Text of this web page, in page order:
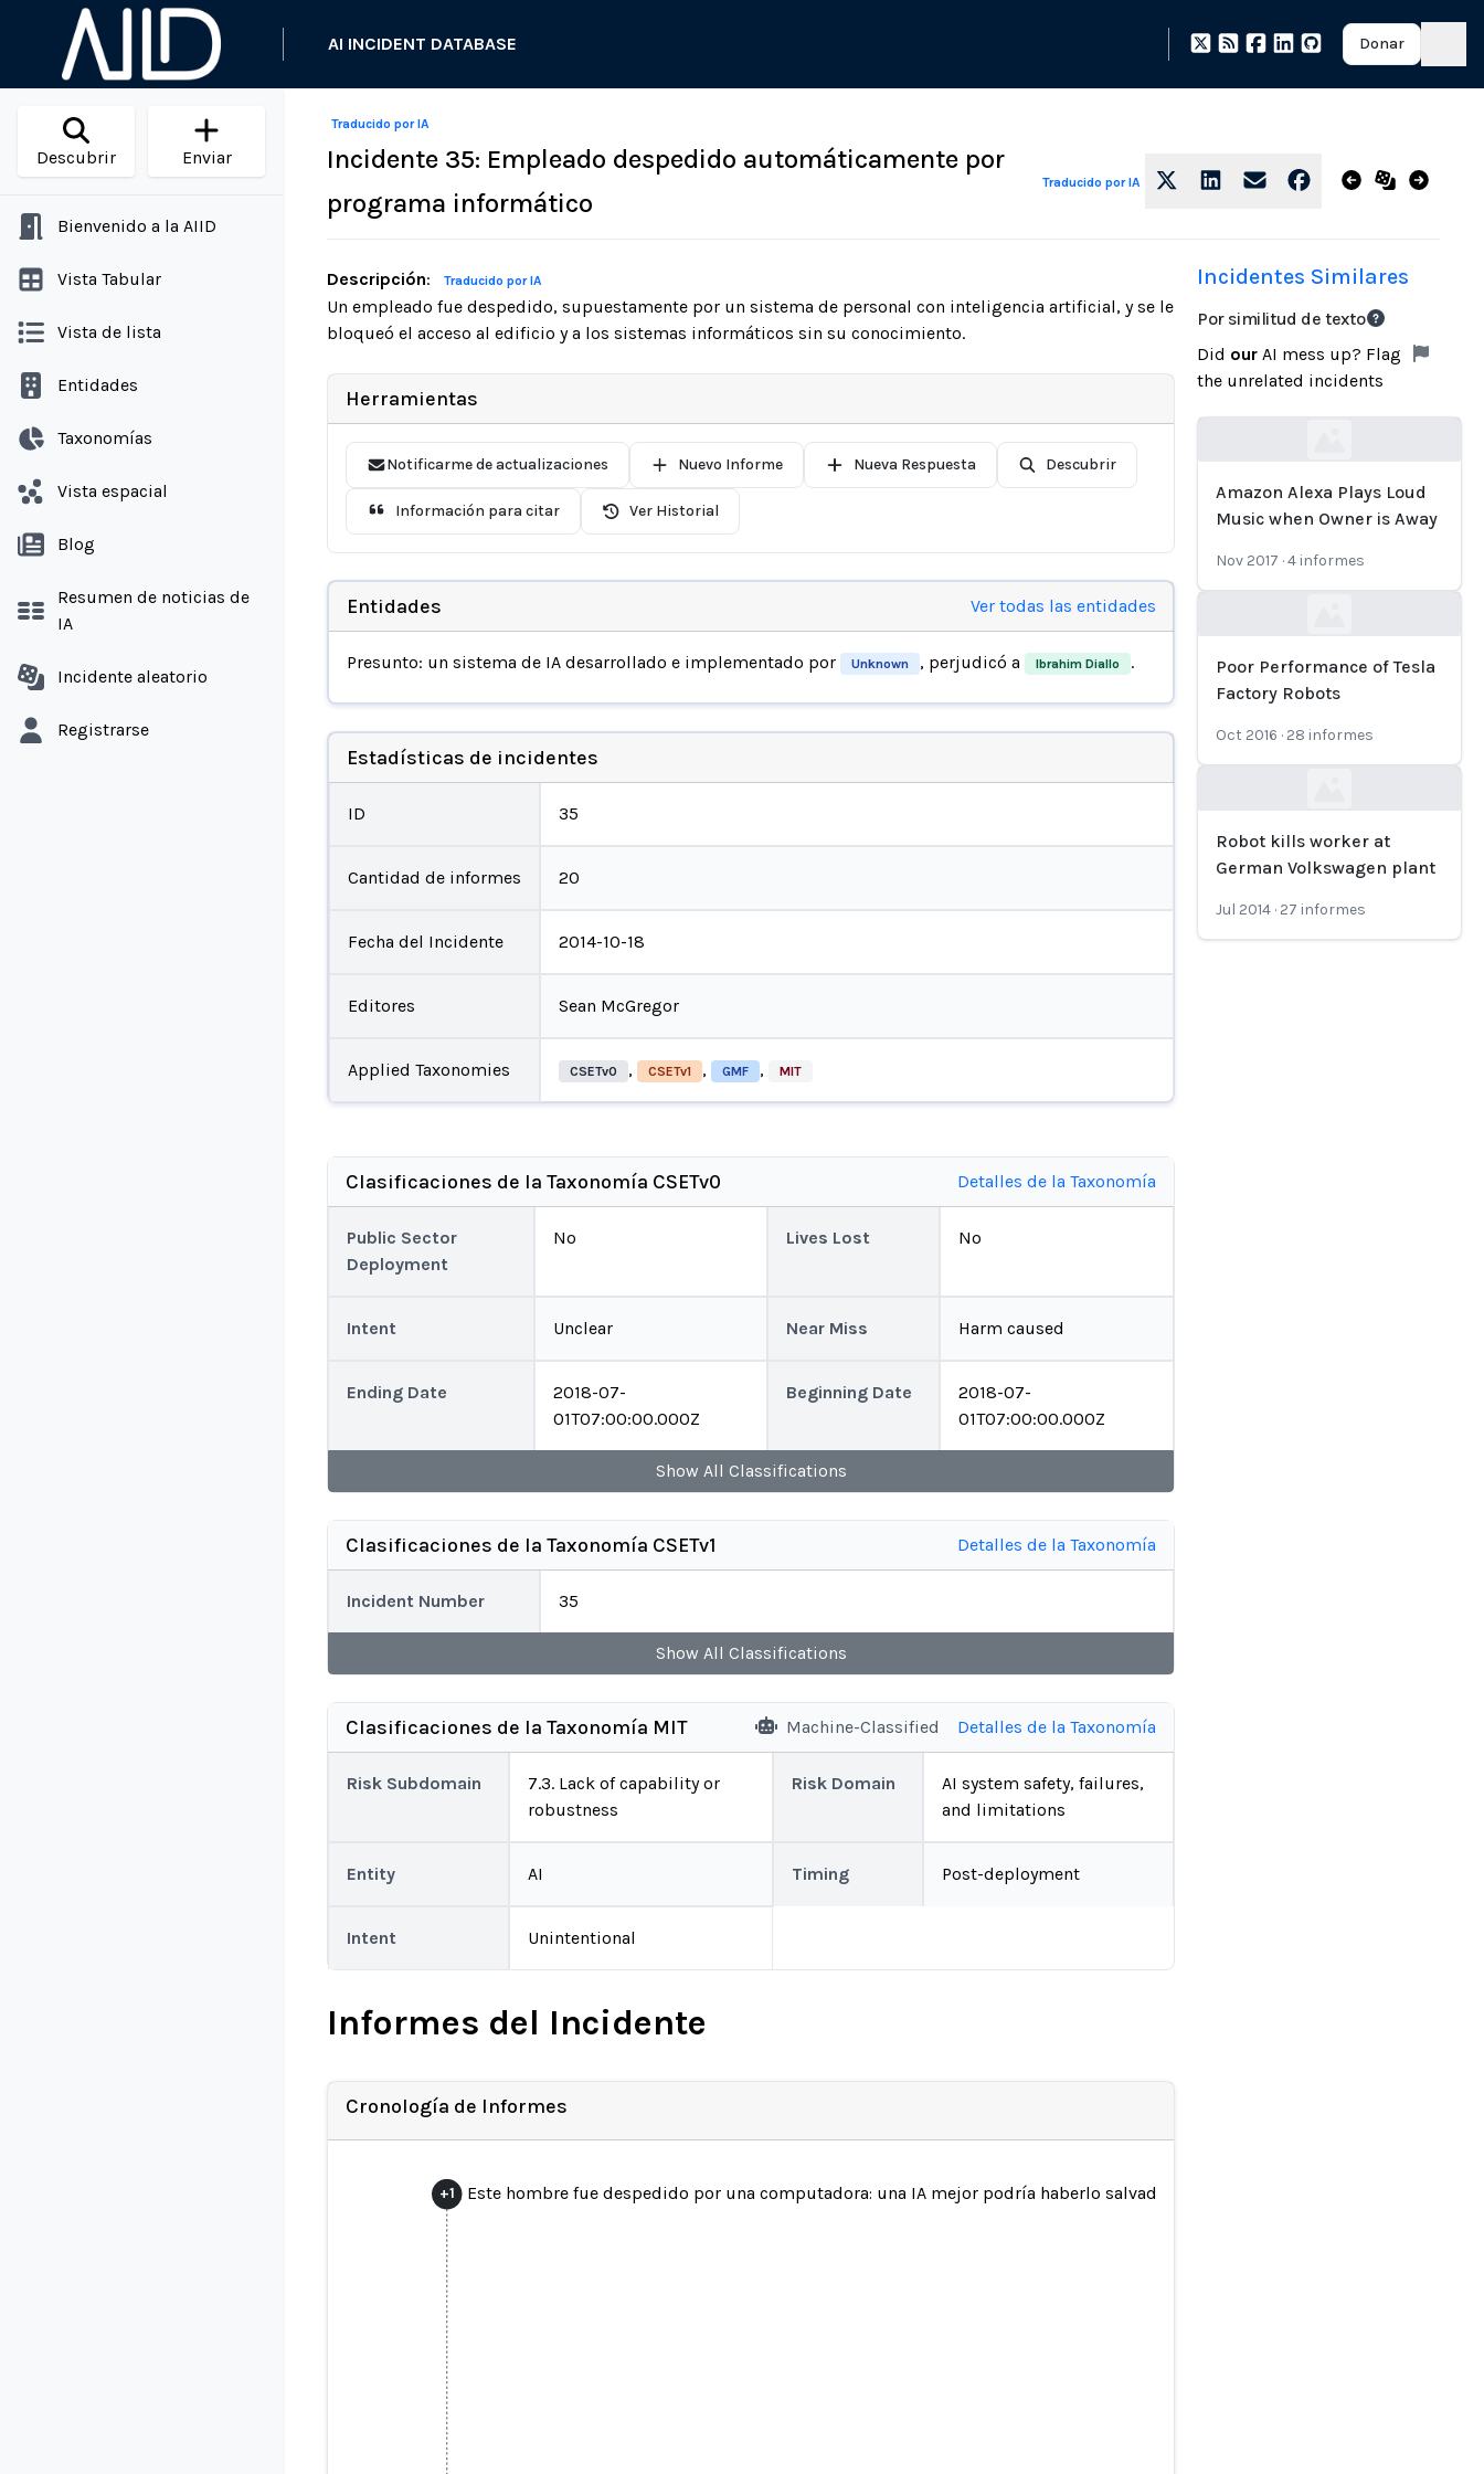
AI INCIDENT DATABASE Donar
Descubrir Enviar
Bienvenido a la AIID
Vista Tabular
Vista de lista
Entidades
Taxonomías
Vista espacial
Blog
Resumen de noticias de
IA
Incidente aleatorio
Registrarse
Traducido por IA
Incidente 35: Empleado despedido automáticamente por
programa informático
Traducido por IA
Descripción: Traducido por IA
Un empleado fue despedido, supuestamente por un sistema de personal con inteligencia artificial, y se le
bloqueó el acceso al edificio y a los sistemas informáticos sin su conocimiento.
Herramientas
Notificarme de actualizaciones Nuevo Informe Nueva Respuesta Descubrir
Información para citar Ver Historial
Entidades Ver todas las entidades
Presunto: un sistema de IA desarrollado e implementado por Unknown , perjudicó a Ibrahim Diallo .
Estadísticas de incidentes
ID 35
Cantidad de informes 20
Fecha del Incidente 2014-10-18
Editores Sean McGregor
Applied Taxonomies CSETv0 , CSETv1 , GMF , MIT
Clasificaciones de la Taxonomía CSETv0 Detalles de la Taxonomía
Public Sector
Deployment
No Lives Lost No
Intent Unclear Near Miss Harm caused
Ending Date
2018-07-
01T07:00:00.000Z
Beginning Date
2018-07-
01T07:00:00.000Z
Show All Classifications
Clasificaciones de la Taxonomía CSETv1 Detalles de la Taxonomía
Incident Number 35
Show All Classifications
Clasificaciones de la Taxonomía MIT Machine-Classified Detalles de la Taxonomía
Risk Subdomain
7.3. Lack of capability or
robustness
Risk Domain
AI system safety, failures,
and limitations
Entity AI Timing Post-deployment
Intent Unintentional
Informes del Incidente
Cronología de Informes
+1 Este hombre fue despedido por una computadora: una IA mejor podría haberlo salvado
Incidentes Similares
Por similitud de texto
Did our AI mess up? Flag
the unrelated incidents
Amazon Alexa Plays Loud
Music when Owner is Away
Nov 2017 ·4 informes
Poor Performance of Tesla
Factory Robots
Oct 2016 · 28 informes
Robot kills worker at
German Volkswagen plant
Jul 2014 · 27 informes